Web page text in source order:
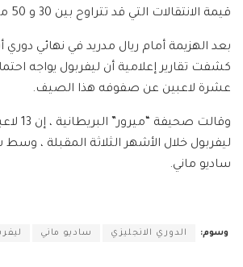
قيمة الانتقالات التي قد تتراوح بين 30 و 50 مليون يورو.
بعد الهزيمة أمام ريال مدريد في نهائي دوري
كشفت تقارير إعلامية أن ليفربول يواجه
عشرة لاعبين عن صفوفه هذا الصيف.
وقالت
ليفربول خلال الأشهر الثلاثة المقبلة ،
ساديو ماني.
وسوم: الدوري الانجليزي ساديو ماني